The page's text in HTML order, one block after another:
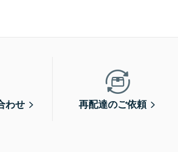
わせ 再配達のご依頼